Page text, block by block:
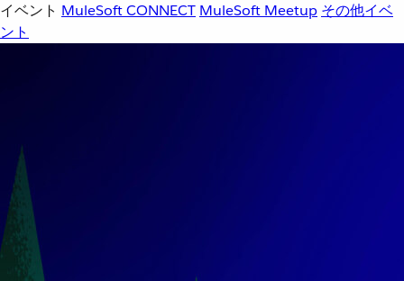
イベント MuleSoft CONNECT MuleSoft Meetup その他イベ
ント